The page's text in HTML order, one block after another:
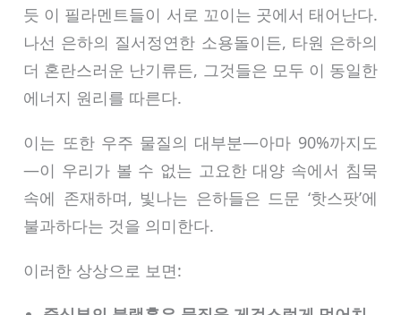
듯 이 필라멘트들이 서로 꼬이는 곳에서 태어난다.
나선 은하의 질서정연한 소용돌이든, 타원 은하의
더 혼란스러운 난기류든, 그것들은 모두 이 동일한
에너지 원리를 따른다.
이는 또한 우주 물질의 대부분—아마 90%까지도
—이 우리가 볼 수 없는 고요한 대양 속에서 침묵
속에 존재하며, 빛나는 은하들은 드문 ‘핫스팟’에
불과하다는 것을 의미한다.
이러한 상상으로 보면: